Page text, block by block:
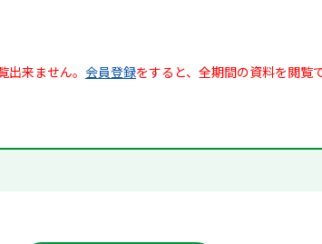
来ません。 会員登録をすると、全期間の資料を閲覧